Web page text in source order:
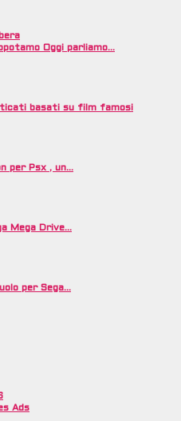
Oggi parliamo…
basati su film famosi
per Psx , un…
Mega Drive…
per Sega…
Ads